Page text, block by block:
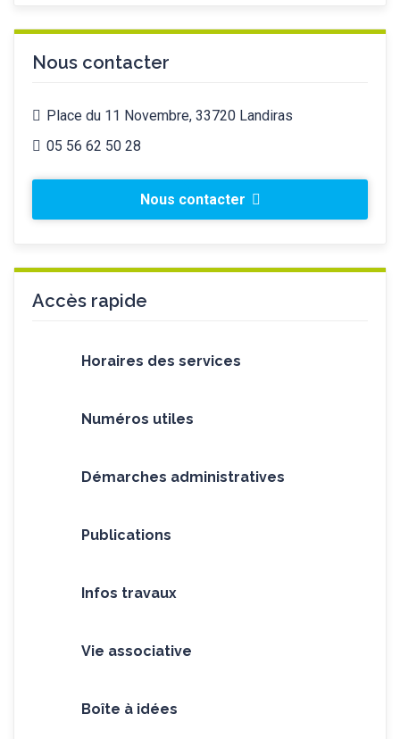
Nous contacter
Place du 11 Novembre, 33720 Landiras
05 56 62 50 28
Nous contacter
Accès rapide
Horaires des services
Numéros utiles
Démarches administratives
Publications
Infos travaux
Vie associative
Boîte à idées